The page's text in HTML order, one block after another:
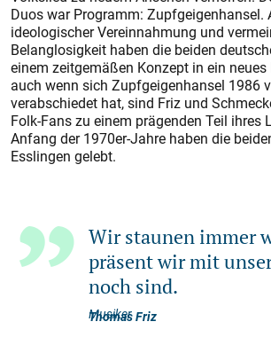
Duos war Programm: Zupfgeigenhansel.
ideologischer Vereinnahmung und
Belanglosigkeit haben die beiden
einem zeitgemäßen Konzept in ein
auch wenn sich Zupfgeigenhansel 1986
verabschiedet hat, sind Friz und
Folk-Fans zu einem prägenden Teil ihres
Anfang der 1970er-Jahre haben die
Esslingen gelebt.
Wir staunen immer
präsent wir mit
noch sind.
Thomas Friz
Musiker